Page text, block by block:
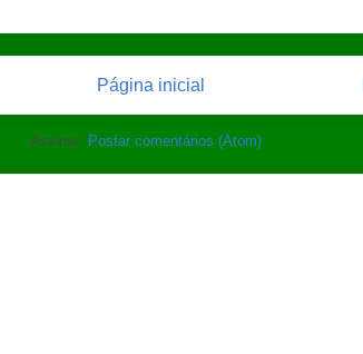
Página inicial
Assinar: Postar comentários (Atom)